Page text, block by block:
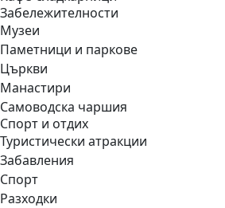
Забележителности
Музеи
Паметници и паркове
Църкви
Манастири
Самоводска чаршия
Спорт и отдих
Туристически атракции
Забавления
Спорт
Разходки